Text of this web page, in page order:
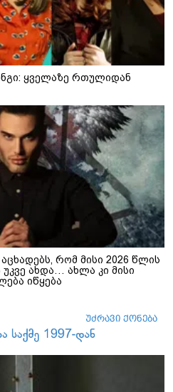
ყველაზე რთულიდან
რომ მისი 2026 წლის
ახდა… ახლა კი მისი
იწყება